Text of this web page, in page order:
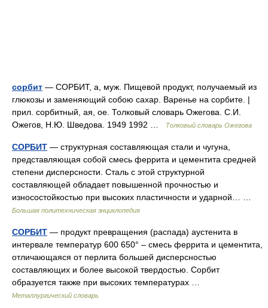
сорбит — СОРБИТ, а, муж. Пищевой продукт, получаемый из
глюкозы и заменяющий собою сахар. Варенье на сорбите. |
прил. сорбитный, ая, ое. Толковый словарь Ожегова. С.И.
Ожегов, Н.Ю. Шведова. 1949 1992 …
Толковый словарь Ожегова
СОРБИТ — структурная составляющая стали и чугуна,
представляющая собой смесь феррита и цементита средней
степени дисперсности. Сталь с этой структурной
составляющей обладает повышенной прочностью и
износостойкостью при высоких пластичности и ударной… …
Большая политехническая энциклопедия
СОРБИТ — продукт превращения (распада) аустенита в
интервале температур 600 650° – смесь феррита и цементита,
отличающаяся от перлита большей дисперсностью
составляющих и более высокой твердостью. Сорбит
образуется также при высоких температурах …
Металлургический словарь